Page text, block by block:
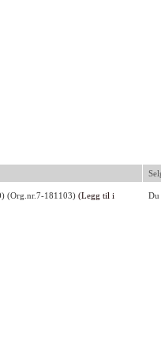
(Org.nr.7-181103) (Legg til i
Du